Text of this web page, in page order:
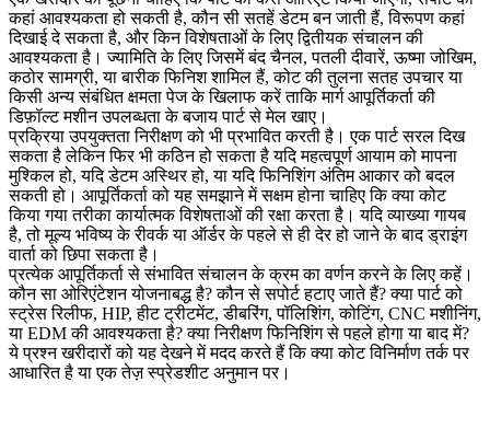
कहां आवश्यकता हो सकती है, कौन सी सतहें डेटम बन जाती हैं, विरूपण कहां
दिखाई दे सकता है, और किन विशेषताओं के लिए द्वितीयक संचालन की
आवश्यकता है। ज्यामिति के लिए जिसमें बंद चैनल, पतली दीवारें, ऊष्मा जोखिम,
कठोर सामग्री, या बारीक फिनिश शामिल हैं, कोट की तुलनासतह उपचारया
किसी अन्य संबंधित क्षमता पेज के खिलाफ करें ताकि मार्ग आपूर्तिकर्ता की
डिफ़ॉल्ट मशीन उपलब्धता के बजाय पार्ट से मेल खाए।
प्रक्रिया उपयुक्तता निरीक्षण को भी प्रभावित करती है। एक पार्ट सरल दिख
सकता है लेकिन फिर भी कठिन हो सकता है यदि महत्वपूर्ण आयाम को मापना
मुश्किल हो, यदि डेटम अस्थिर हो, या यदि फिनिशिंग अंतिम आकार को बदल
सकती हो। आपूर्तिकर्ता को यह समझाने में सक्षम होना चाहिए कि क्या कोट
किया गया तरीका कार्यात्मक विशेषताओं की रक्षा करता है। यदि व्याख्या गायब
है, तो मूल्य भविष्य के रीवर्क या ऑर्डर के पहले से ही देर हो जाने के बाद ड्राइंग
वार्ता को छिपा सकता है।
प्रत्येक आपूर्तिकर्ता से संभावित संचालन के क्रम का वर्णन करने के लिए कहें।
कौन सा ओरिएंटेशन योजनाबद्ध है? कौन से सपोर्ट हटाए जाते हैं? क्या पार्ट को
स्ट्रेस रिलीफ, HIP, हीट ट्रीटमेंट, डीबरिंग, पॉलिशिंग, कोटिंग, CNC मशीनिंग,
या EDM की आवश्यकता है? क्या निरीक्षण फिनिशिंग से पहले होगा या बाद में?
ये प्रश्न खरीदारों को यह देखने में मदद करते हैं कि क्या कोट विनिर्माण तर्क पर
आधारित है या एक तेज़ स्प्रेडशीट अनुमान पर।